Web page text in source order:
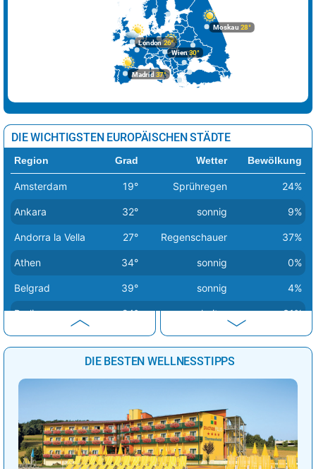
London26°
Moskau 28°
Wien30°
Madrid 37°
DIE WICHTIGSTEN EUROPÄISCHEN STÄDTE
Region Grad Wetter Bewölkung
Amsterdam 19° Sprühregen 24%
Ankara 32° sonnig 9%
Andorra la Vella 27° Regenschauer 37%
Athen 34° sonnig 0%
Belgrad 39° sonnig 4%
Berlin 24° heiter 31%
Bern 26° Sprühregen 47%
29° wolkig
35° Regenschauer
Bukarest 38° sonnig 2%
Chisinau 36° heiter 15%
DIE BESTEN WELLNESSTIPPS